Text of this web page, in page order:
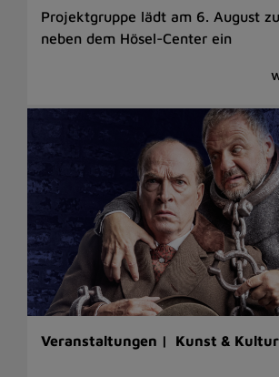
Projektgruppe lädt am 6. August
neben dem Hösel-Center ein
Veranstaltungen | Kunst & Kultur